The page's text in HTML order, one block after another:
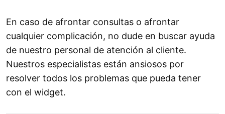
En caso de afrontar consultas o afrontar
cualquier complicación, no dude en buscar ayuda
de nuestro personal de atención al cliente.
Nuestros especialistas están ansiosos por
resolver todos los problemas que pueda tener
con el widget.